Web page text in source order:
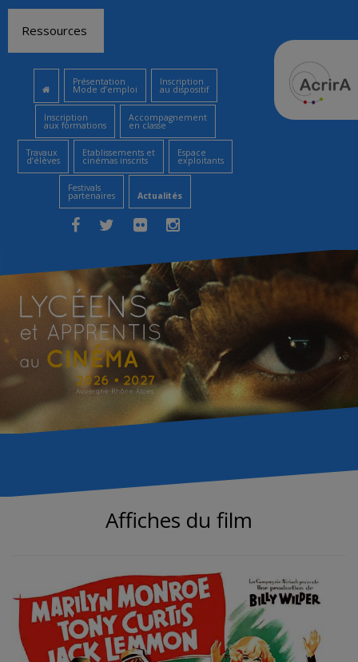
contenu
Ressources
Présentation
Mode d’emploi
Inscription
au dispositif
Inscription
aux formations
Accompagnement
en classe
Travaux
d’élèves
Etablissements et
cinémas inscrits
Espace
exploitants
Festivals
partenaires Actualités
Affiches du film